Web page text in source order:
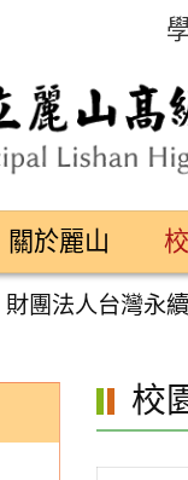
關於麗山
財團法人台灣永
校